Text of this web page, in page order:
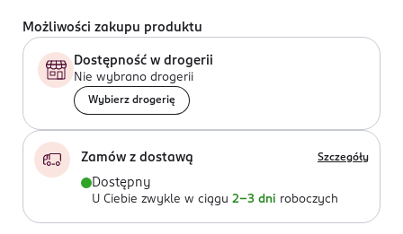
Możliwości zakupu produktu
Dostępność w drogerii
Nie wybrano drogerii
Wybierz drogerię
Zamów z dostawą Szczegóły
Dostępny
U Ciebie zwykle w ciągu 2-3 dni roboczych